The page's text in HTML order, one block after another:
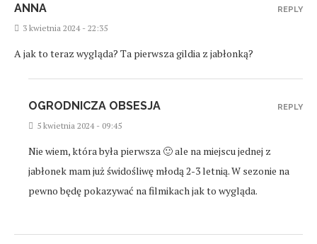
ANNA
3 kwietnia 2024 - 22:35
A jak to teraz wygląda? Ta pierwsza gildia z jabłonką?
REPLY
OGRODNICZA OBSESJA
5 kwietnia 2024 - 09:45
Nie wiem, która była pierwsza 🙂 ale na miejscu jednej z
jabłonek mam już świdośliwę młodą 2-3 letnią. W sezonie na
pewno będę pokazywać na filmikach jak to wygląda.
REPLY